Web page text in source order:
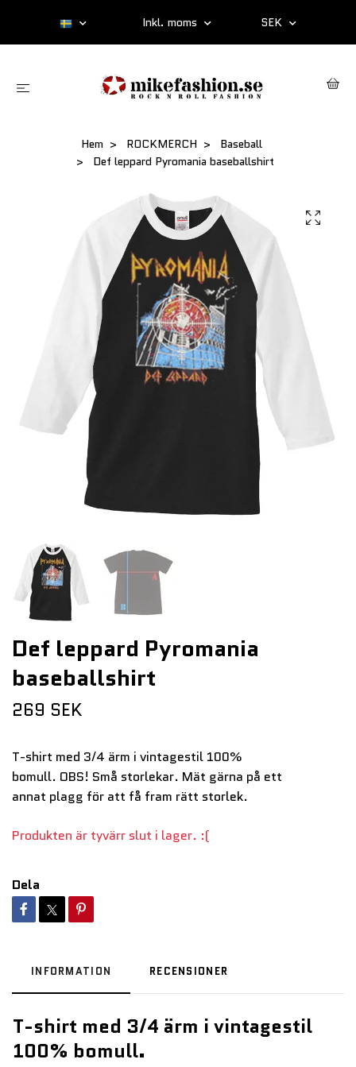
Inkl. moms SEK
Hem ROCKMERCH
Baseball
Def leppard Pyromania baseballshirt
Def leppard Pyromania
baseballshirt
269 SEK
T-shirt med 3/4 ärm i vintagestil 100%
bomull. OBS! Små storlekar. Mät gärna på ett
annat plagg för att få fram rätt storlek.
Produkten är tyvärr slut i lager. :(
Dela
INFORMATION RECENSIONER
T-shirt med 3/4 ärm i vintagestil
100% bomull.